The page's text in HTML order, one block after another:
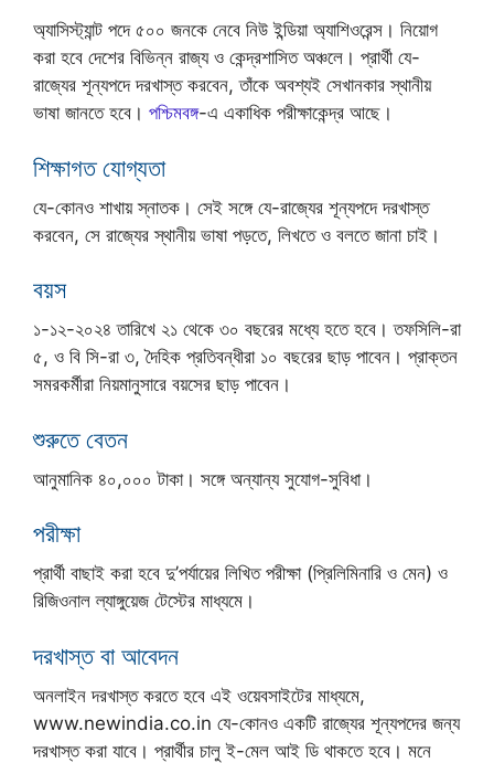
অ্যাসিস্ট্যান্ট পদে ৫০০ জনকে নেবে নিউ ইন্ডিয়া অ্যাশিওরেন্স। নিয়োগ
করা হবে দেশের বিভিন্ন রাজ্য ও কেন্দ্রশাসিত অঞ্চলে। প্রার্থী যে-
রাজ্যের শূন্যপদে দরখাস্ত করবেন, তাঁকে অবশ্যই সেখানকার স্থানীয়
ভাষা জানতে হবে। পশ্চিমবঙ্গ-এ একাধিক পরীক্ষাকেন্দ্র আছে।
শিক্ষাগত যোগ্যতা
যে-কোনও শাখায় স্নাতক। সেই সঙ্গে যে-রাজ্যের শূন্যপদে দরখাস্ত
করবেন, সে রাজ্যের স্থানীয় ভাষা পড়তে, লিখতে ও বলতে জানা চাই।
বয়স
১-১২-২০২৪ তারিখে ২১ থেকে ৩০ বছরের মধ্যে হতে হবে। তফসিলি-রা
৫, ও বি সি-রা ৩, দৈহিক প্রতিবন্ধীরা ১০ বছরের ছাড় পাবেন। প্রাক্তন
সমরকর্মীরা নিয়মানুসারে বয়সের ছাড় পাবেন।
শুরুতে বেতন
আনুমানিক ৪০,০০০ টাকা। সঙ্গে অন্যান্য সুযোগ-সুবিধা।
পরীক্ষা
প্রার্থী বাছাই করা হবে দু’পর্যায়ের লিখিত পরীক্ষা (প্রিলিমিনারি ও মেন) ও
রিজিওনাল ল্যাঙ্গুয়েজ টেস্টের মাধ্যমে।
দরখাস্ত বা আবেদন
অনলাইন দরখাস্ত করতে হবে এই ওয়েবসাইটের মাধ্যমে,
www.newindia.co.in যে-কোনও একটি রাজ্যের শূন্যপদের জন্য
দরখাস্ত করা যাবে। প্রার্থীর চালু ই-মেল আই ডি থাকতে হবে। মনে